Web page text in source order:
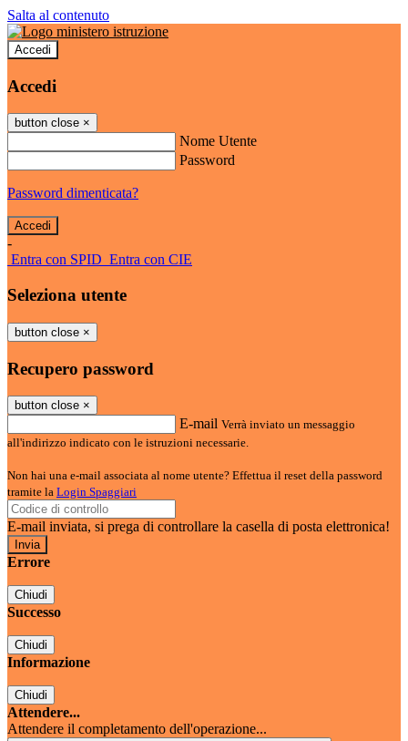
Salta al contenuto
Accedi
Accedi
button close ×
Nome Utente
Password
Password dimenticata?
-
Entra con SPID Entra con CIE
Seleziona utente
button close ×
Recupero password
button close ×
E-mail Verrà inviato un messaggio
all'indirizzo indicato con le istruzioni necessarie.
Non hai una e-mail associata al nome utente? Effettua il reset della password
tramite la Login Spaggiari
E-mail inviata, si prega di controllare la casella di posta elettronica!
Errore
Chiudi
Successo
Chiudi
Informazione
Chiudi
Attendere...
Attendere il completamento dell'operazione...